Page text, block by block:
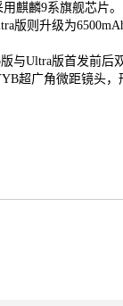
麒麟9系旗舰芯片。
则升级为
Ultra版首发前后
超广角微距镜头